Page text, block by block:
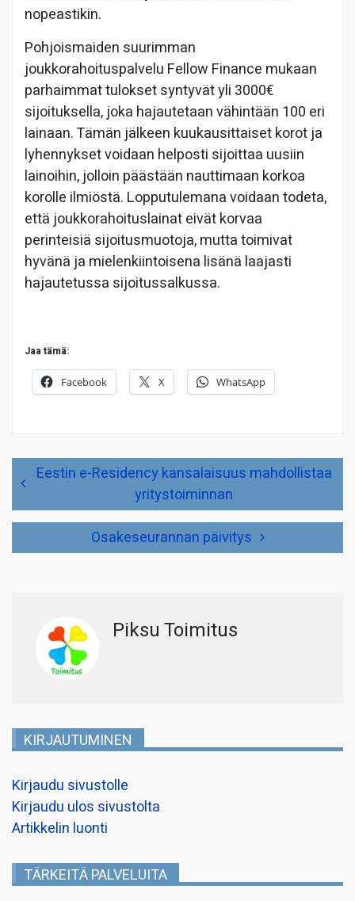
nopeastikin.
Pohjoismaiden suurimman
joukkorahoituspalvelu Fellow Finance mukaan
parhaimmat tulokset syntyvät yli 3000€
sijoituksella, joka hajautetaan vähintään 100 eri
lainaan. Tämän jälkeen kuukausittaiset korot ja
lyhennykset voidaan helposti sijoittaa uusiin
lainoihin, jolloin päästään nauttimaan korkoa
korolle ilmiöstä. Lopputulemana voidaan todeta,
että joukkorahoituslainat eivät korvaa
perinteisiä sijoitusmuotoja, mutta toimivat
hyvänä ja mielenkiintoisena lisänä laajasti
hajautetussa sijoitussalkussa.
Jaa tämä:
Facebook X WhatsApp
Artikkelien
selausEestin e-Residency kansalaisuus mahdollistaa
yritystoiminnan
Osakeseurannan päivitys
Piksu Toimitus
KIRJAUTUMINEN
Kirjaudu sivustolle
Kirjaudu ulos sivustolta
Artikkelin luonti
TÄRKEITÄ PALVELUITA